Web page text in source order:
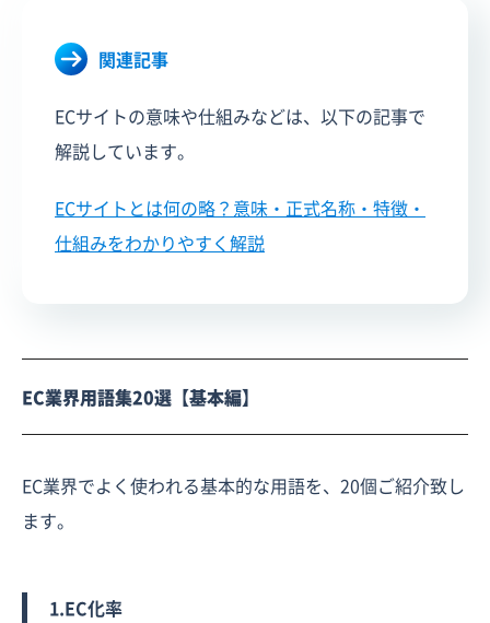
関連記事
ECサイトの意味や仕組みなどは、以下の記事で
解説しています。
ECサイトとは何の略？意味・正式名称・特徴・
仕組みをわかりやすく解説
EC業界用語集20選【基本編】
EC業界でよく使われる基本的な用語を、20個ご紹介致し
ます。
1.EC化率